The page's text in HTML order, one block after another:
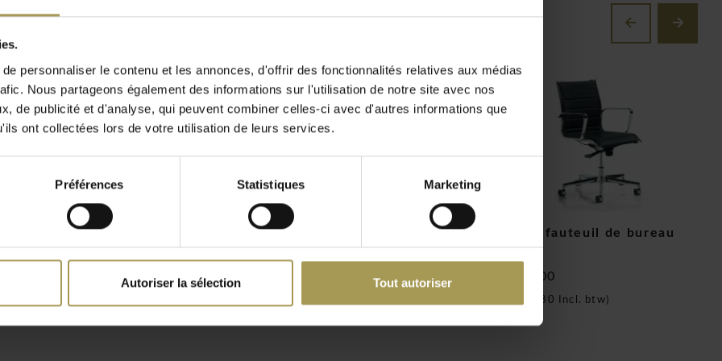
personnaliser le contenu et les annonces, d'offrir des fonctionnalités relatives aux médias
Nous partageons également des informations sur l'utilisation de notre site avec nos
de publicité et d'analyse, qui peuvent combiner celles-ci avec d'autres informations que
ont collectées lors de votre utilisation de leurs services.
Préférences Statistiques Marketing
Autoriser la sélection Tout autoriser
à base de nylon est
marques de Brand New
Les fauteuils
ouvrés.
Miami siège de bureau
ergonomique
€369,00
Chaise de bureau Ergo 05
€395,00
Incl. btw)
Elliot fauteuil de bureau
cuir
€730,00
€883,30 Incl. btw)